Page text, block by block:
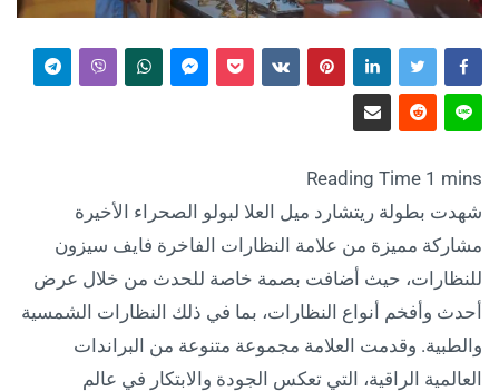
شهدت بطولة ريتشارد ميل العلا لبولو الصحراء الأخيرة
مشاركة مميزة من علامة النظارات الفاخرة فايف سيزون
للنظارات، حيث أضافت بصمة خاصة للحدث من خلال عرض
أحدث وأفخم أنواع النظارات، بما في ذلك النظارات الشمسية
والطبية. وقدمت العلامة مجموعة متنوعة من البراندات
العالمية الراقية، التي تعكس الجودة والابتكار في عالم